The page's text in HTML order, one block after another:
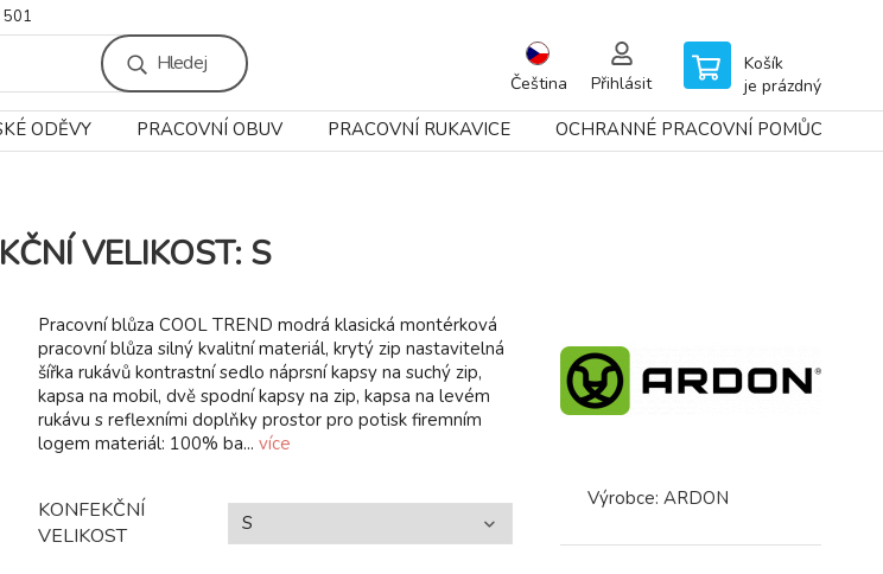
Hledej
Čeština Přihlásit
Košík
je prázdný
ODĚVY PRACOVNÍ OBUV PRACOVNÍ RUKAVICE OCHRANNÉ PRACOVNÍ POMŮCKY
VELIKOST: S
Pracovní blůza COOL TREND modrá klasická montérková
pracovní blůza silný kvalitní materiál, krytý zip nastavitelná
šířka rukávů kontrastní sedlo náprsní kapsy na suchý zip,
kapsa na mobil, dvě spodní kapsy na zip, kapsa na levém
rukávu s reflexními doplňky prostor pro potisk firemním
logem materiál: 100% ba... více
KONFEKČNÍ
VELIKOST
Výrobce: ARDON